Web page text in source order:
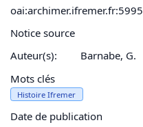
oai:archimer.ifremer.fr:5995
Notice source
Auteur(s):
Barnabe, G.
Mots clés
Histoire Ifremer
Date de publication